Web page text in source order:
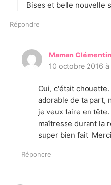
Bises et belle nouvelle
Répondre
Maman
10 octobre 2016
Oui, c'était
adorable de ta part,
je veux faire en
maîtresse durant la
super bien fait.
Répondre